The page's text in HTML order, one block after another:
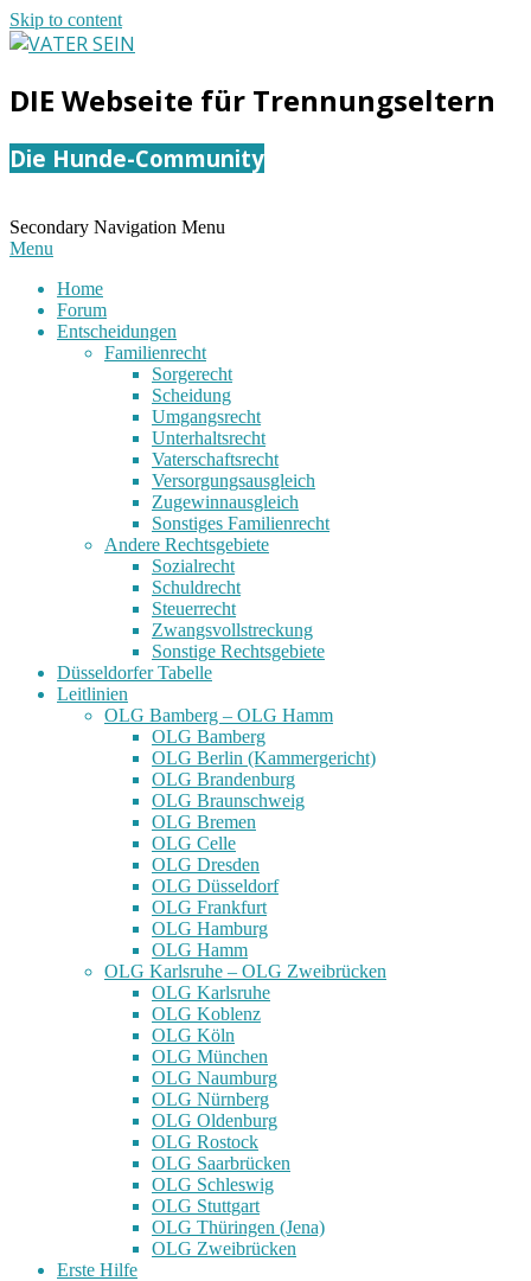
Skip to content
SEIN
DIE Webseite für Trennungseltern
Die Hunde-Community
Secondary Navigation Menu
Menu
Home
Forum
Entscheidungen
Familienrecht
Sorgerecht
Scheidung
Umgangsrecht
Unterhaltsrecht
Vaterschaftsrecht
Versorgungsausgleich
Zugewinnausgleich
Sonstiges Familienrecht
Andere Rechtsgebiete
Sozialrecht
Schuldrecht
Steuerrecht
Zwangsvollstreckung
Sonstige Rechtsgebiete
Düsseldorfer Tabelle
Leitlinien
OLG Bamberg – OLG Hamm
OLG Bamberg
OLG Berlin (Kammergericht)
OLG Brandenburg
OLG Braunschweig
OLG Bremen
OLG Celle
OLG Dresden
OLG Düsseldorf
OLG Frankfurt
OLG Hamburg
OLG Hamm
OLG Karlsruhe – OLG Zweibrücken
OLG Karlsruhe
OLG Koblenz
OLG Köln
OLG München
OLG Naumburg
OLG Nürnberg
OLG Oldenburg
OLG Rostock
OLG Saarbrücken
OLG Schleswig
OLG Stuttgart
OLG Thüringen (Jena)
OLG Zweibrücken
Erste Hilfe